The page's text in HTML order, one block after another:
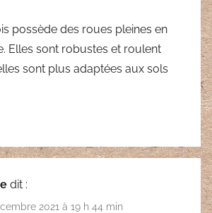
possède des roues pleines en
Elles sont robustes et roulent
sont plus adaptées aux sols
dit :
2021 à 19 h 44 min